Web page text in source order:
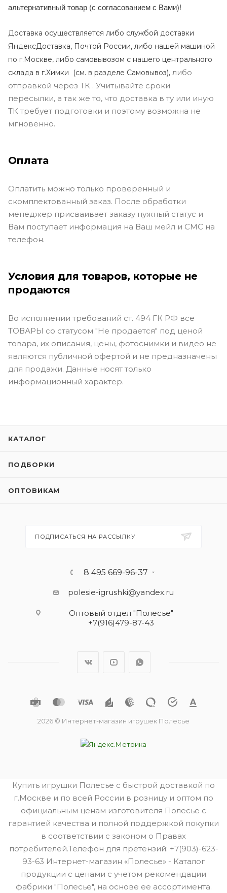
альтернативный товар (с согласованием с Вами)!
Доставка осуществляется либо службой доставки
ЯндексДоставка, Почтой России, либо нашей машиной
по г.Москве, либо самовывозом с нашего центрального
склада в г.Химки (см. в разделе Самовывоз), либо
отправкой через ТК . Учитывайте сроки
пересылки, а так же то, что доставка в ту или иную
ТК требует подготовки и поэтому возможна не
мгновенно.
Оплата
Оплатить можно только проверенный и
скомплектованный заказ. После обработки
менеджер присваивает заказу нужный статус и
Вам поступает информация на Ваш мейл и СМС на
телефон.
Условия для товаров, которые не
продаются
Во исполнении требований ст. 494 ГК РФ все
ТОВАРЫ со статусом "Не продается" под ценой
товара, их описания, цены, фотоснимки и видео не
являются публичной офертой и не предназначены
для продажи. Данные носят только
информационный характер.
КАТАЛОГ
ПОДБОРКИ
ОПТОВИКАМ
ПОДПИСАТЬСЯ НА РАССЫЛКУ
8 495 669-96-37
polesie-igrushki@yandex.ru
Оптовый отдел "Полесье"
+7(916)479-87-43
2026 © Интернет-магазин игрушек Полесье
Купить игрушки Полесье с быстрой доставкой по
г.Москве и по всей России в розницу и оптом по
официальным ценам изготовителя Полесье с
гарантией качества и полной поддержкой покупки
в соответствии с законом о Правах
потребителей.Телефон для претензий: +7(903)-623-
93-63 Интернет-магазин «Полесье» - Каталог
продукции с ценами с учетом рекомендации
фабрики "Полесье", на основе ее ассортимента.